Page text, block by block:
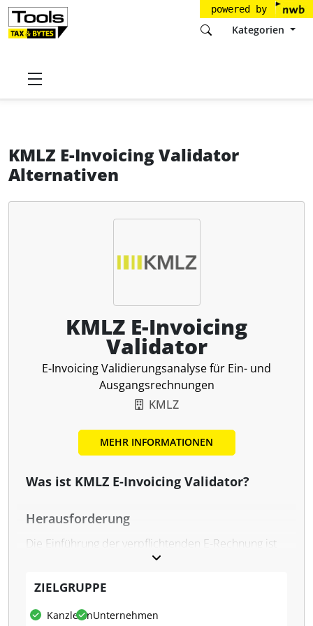
powered by
Kategorien
Startseite
KMLZ E-Invoicing Validator
Alternativen
KMLZ E-Invoicing
Validator
E-Invoicing Validierungsanalyse für Ein- und
Ausgangsrechnungen
KMLZ
MEHR INFORMATIONEN
Was ist KMLZ E-Invoicing Validator?
Herausforderung
Die Einführung der verpflichtenden E-​Rechnung ist
nicht nur ein Digitalisierungsschritt, sondern eine
01.01.2025 gilt: Nur Rechnungen, die den Vorgaben
der CEN-​Norm EN 16931 entsprechen, sind als E-​
ZIELGRUPPE
KanzleienUnternehmen